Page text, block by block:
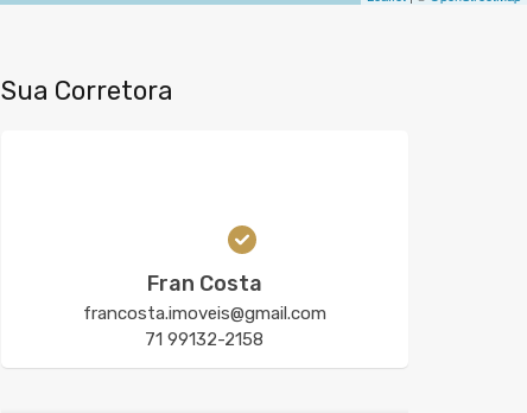
Sua Corretora
Fran Costa
francosta.imoveis@gmail.com
71 99132-2158